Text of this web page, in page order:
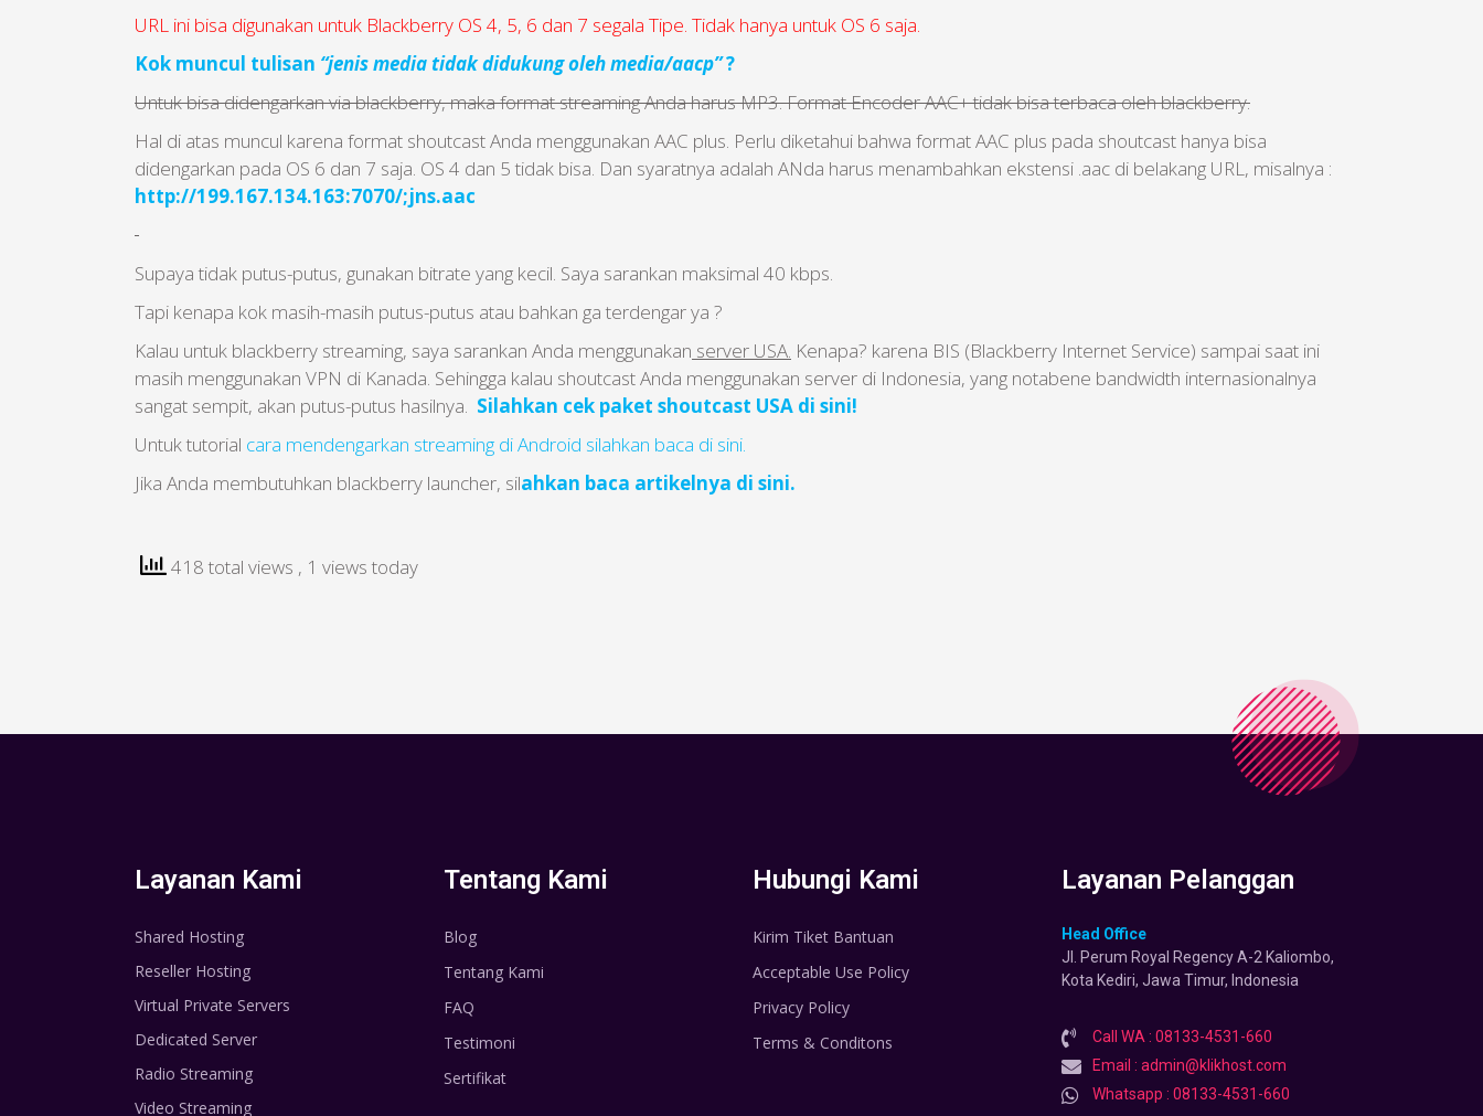
URL ini bisa digunakan untuk Blackberry OS 4, 5, 6 dan 7 segala Tipe. Tidak hanya untuk OS 6 saja.
Kok muncul tulisan “jenis media tidak didukung oleh media/aacp”?
Untuk bisa didengarkan via blackberry, maka format streaming Anda harus MP3. Format Encoder AAC+ tidak bisa terbaca oleh blackberry.
Hal di atas muncul karena format shoutcast Anda menggunakan AAC plus. Perlu diketahui bahwa format AAC plus pada shoutcast hanya bisa
didengarkan pada OS 6 dan 7 saja. OS 4 dan 5 tidak bisa. Dan syaratnya adalah ANda harus menambahkan ekstensi .aac di belakang URL, misalnya :
http://199.167.134.163:7070/;jns.aac
Supaya tidak putus-putus, gunakan bitrate yang kecil. Saya sarankan maksimal 40 kbps.
Tapi kenapa kok masih-masih putus-putus atau bahkan ga terdengar ya ?
Kalau untuk blackberry streaming, saya sarankan Anda menggunakan server USA. Kenapa? karena BIS (Blackberry Internet Service) sampai saat ini
masih menggunakan VPN di Kanada. Sehingga kalau shoutcast Anda menggunakan server di Indonesia, yang notabene bandwidth internasionalnya
sangat sempit, akan putus-putus hasilnya. Silahkan cek paket shoutcast USA di sini!
Untuk tutorial cara mendengarkan streaming di Android silahkan baca di sini.
Jika Anda membutuhkan blackberry launcher, silahkan baca artikelnya di sini.
418 total views , 1 views today
Layanan Kami
Shared Hosting
Reseller Hosting
Virtual Private Servers
Dedicated Server
Radio Streaming
Video Streaming
Tentang Kami
Blog
Tentang Kami
FAQ
Testimoni
Sertifikat
Hubungi Kami
Kirim Tiket Bantuan
Acceptable Use Policy
Privacy Policy
Terms & Conditons
Layanan Pelanggan
Head Office
Jl. Perum Royal Regency A-2 Kaliombo,
Kota Kediri, Jawa Timur, Indonesia
Call WA : 08133-4531-660
Email : admin@klikhost.com
Whatsapp : 08133-4531-660